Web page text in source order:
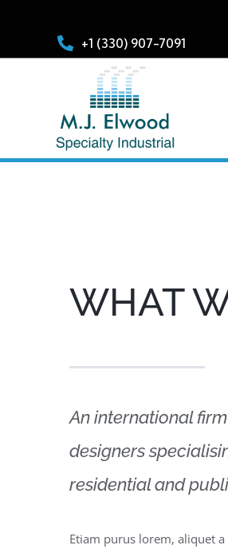
+1 (330) 907-7091
WHAT
An international
designers
residential and
Etiam purus lorem, aliquet